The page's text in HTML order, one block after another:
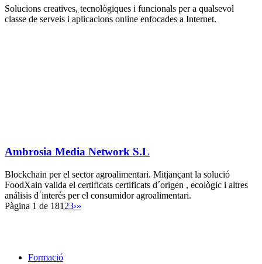
Formació
Solucions creatives, tecnològiques i funcionals per a qualsevol
classe de serveis i aplicacions online enfocades a Internet.
Ambrosia Media Network S.L
Blockchain per el sector agroalimentari. Mitjançant la solució
FoodXain valida el certificats certificats d´origen , ecològic i altres
análisis d´interés per el consumidor agroalimentari.
Pàgina 1 de 181 23›»